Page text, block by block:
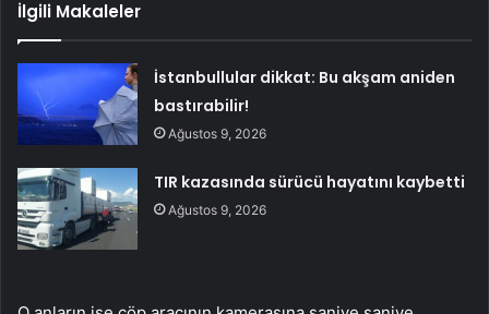
İlgili Makaleler
İstanbullular dikkat: Bu akşam aniden
bastırabilir!
Ağustos 9, 2026
TIR kazasında sürücü hayatını kaybetti
Ağustos 9, 2026